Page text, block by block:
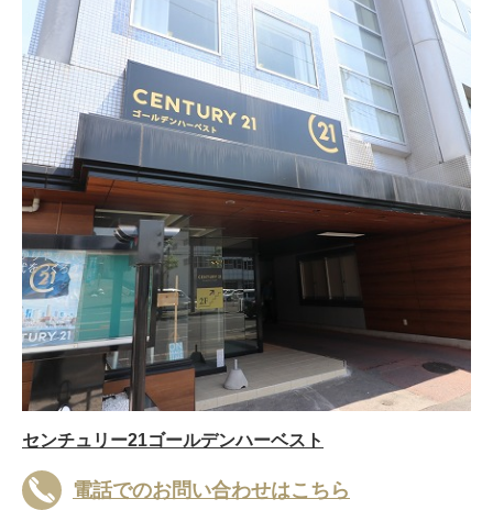
センチュリー21ゴールデンハーベスト
電話でのお問い合わせはこちら